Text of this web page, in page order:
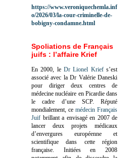
https://www.veroniquechemla.inf
o/2026/03/la-cour-criminelle-de-
bobigny-condamne.html
Spoliations de Français
juifs : l’affaire Krief
En 2000, le Dr Lionel Kriefs’est
associé avec la Dr Valérie Daneski
pour diriger deux centres de
médecine nucléaire en Picardie dans
le cadre d’une SCP. Réputé
mondialement, ce médecin Français
Juif brillant a envisagé en 2007 de
lancer deux projets médicaux
d’envergures européenne et
scientifique dans cette région
française. Initiées en 2008